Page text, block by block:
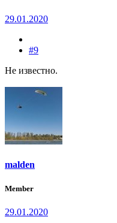
29.01.2020
#9
Не известно.
malden
Member
29.01.2020